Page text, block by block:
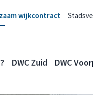
wijkcontract
DWC Zuid DWC